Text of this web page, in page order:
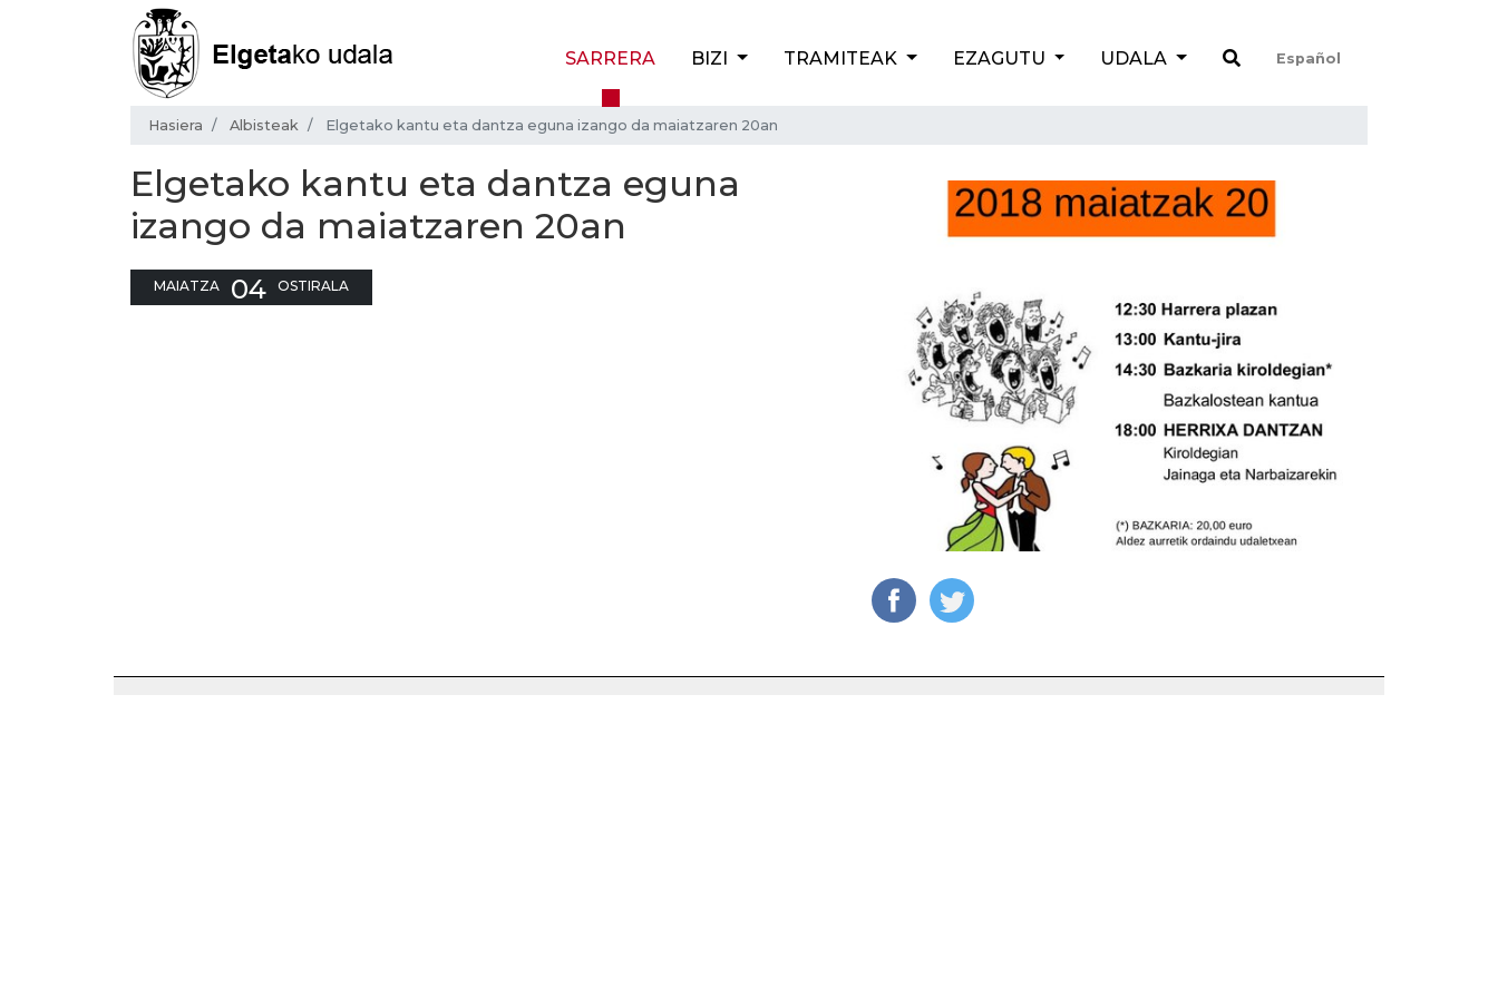
SARRERA BIZI TRAMITEAK EZAGUTU UDALA Español
Hasiera Albisteak Elgetako kantu eta dantza eguna izango da maiatzaren 20an
Elgetako kantu eta dantza eguna
izango da maiatzaren 20an
MAIATZA 04 OSTIRALA